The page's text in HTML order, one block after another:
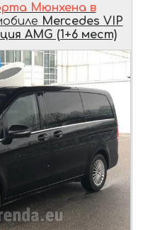
Мюнхена в
Mercedes VIP
AMG (1+6 мест)